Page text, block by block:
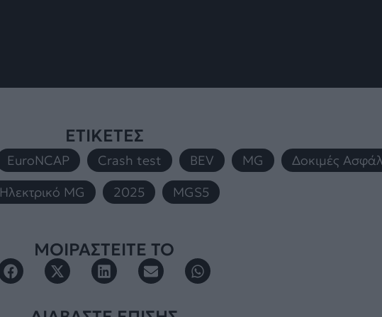
ΕΤΙΚΕΤΕΣ
EuroNCAP , Crash test , BEV , MG , Δοκιμές
Ηλεκτρικό MG
2025 MGS5
ΜΟΙΡΑΣΤΕΙΤΕ ΤΟ